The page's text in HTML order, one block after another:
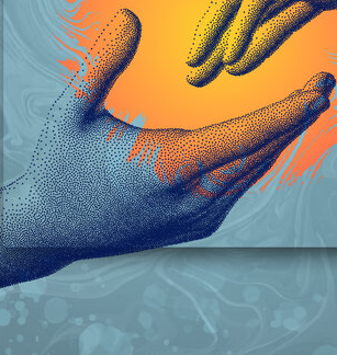
¡Tan sencillo que es expresar el
Biblia, fue sepultado y, después
creyentes de la antigua Corinto.